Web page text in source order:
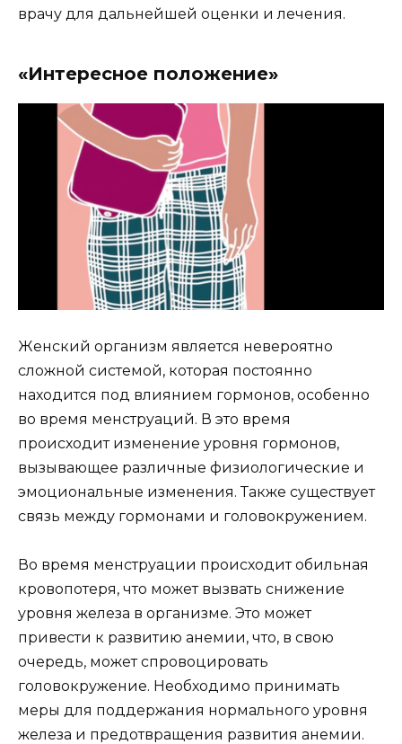
врачу для дальнейшей оценки и лечения.
«Интересное положение»
Женский организм является невероятно
сложной системой, которая постоянно
находится под влиянием гормонов, особенно
во время менструаций. В это время
происходит изменение уровня гормонов,
вызывающее различные физиологические и
эмоциональные изменения. Также существует
связь между гормонами и головокружением.
Во время менструации происходит обильная
кровопотеря, что может вызвать снижение
уровня железа в организме. Это может
привести к развитию анемии, что, в свою
очередь, может спровоцировать
головокружение. Необходимо принимать
меры для поддержания нормального уровня
железа и предотвращения развития анемии.